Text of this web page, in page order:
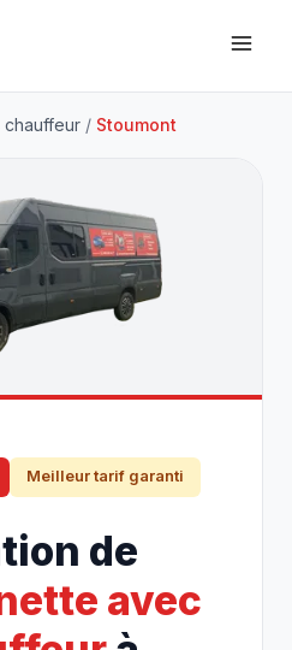
chauffeur / Stoumont
Meilleur tarif garanti
de
avec